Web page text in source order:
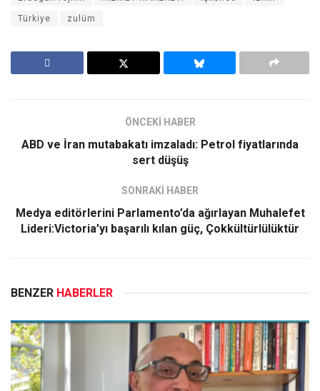
Türkiye zulüm
ÖNCEKİ HABER
ABD ve İran mutabakatı imzaladı: Petrol fiyatlarında
sert düşüş
SONRAKİ HABER
Medya editörlerini Parlamento’da ağırlayan Muhalefet
Lideri:Victoria’yı başarılı kılan güç, Çokkültürlülüktür
BENZER HABERLER